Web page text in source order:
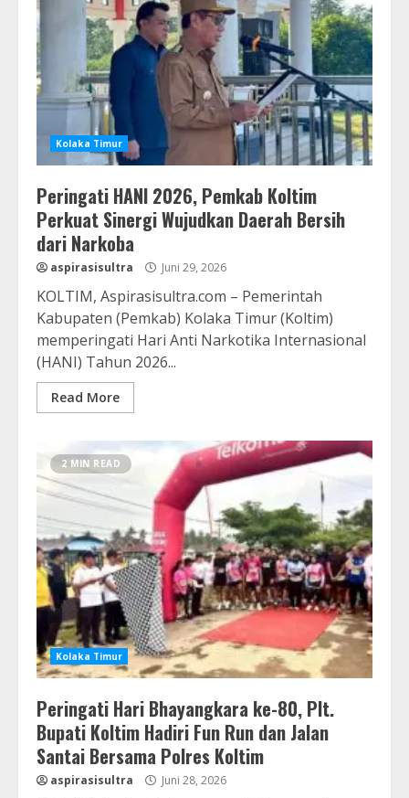
Kolaka Timur
Peringati HANI 2026, Pemkab Koltim
Perkuat Sinergi Wujudkan Daerah Bersih
dari Narkoba
aspirasisultra Juni 29, 2026
KOLTIM, Aspirasisultra.com – Pemerintah
Kabupaten (Pemkab) Kolaka Timur (Koltim)
memperingati Hari Anti Narkotika Internasional
(HANI) Tahun 2026...
Read More
2 MIN READ
Kolaka Timur
Peringati Hari Bhayangkara ke-80, Plt.
Bupati Koltim Hadiri Fun Run dan Jalan
Santai Bersama Polres Koltim
aspirasisultra Juni 28, 2026